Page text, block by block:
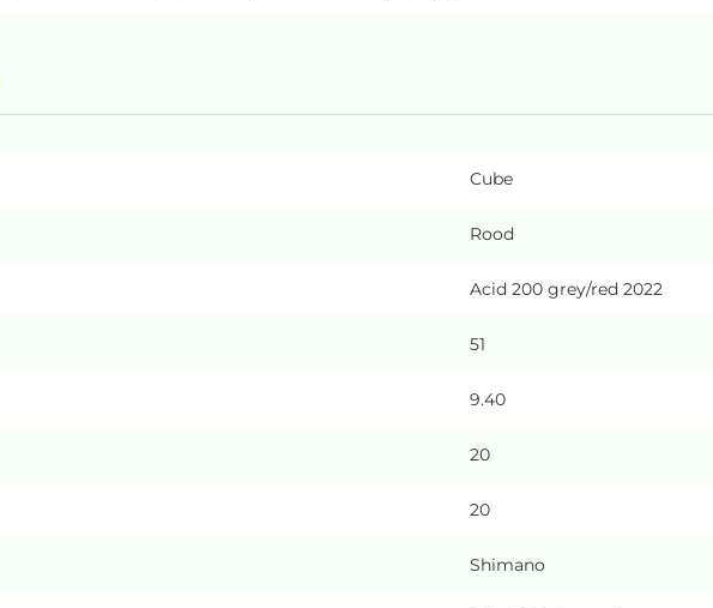
Cube
Rood
Acid 200 grey/red 2022
51
9.40
20
20
Shimano